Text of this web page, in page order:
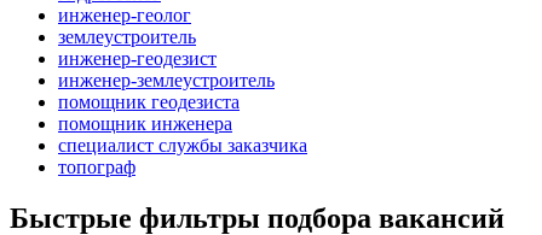
инженер-геолог
землеустроитель
инженер-геодезист
инженер-землеустроитель
помощник геодезиста
помощник инженера
специалист службы заказчика
топограф
Быстрые фильтры подбора вакансий